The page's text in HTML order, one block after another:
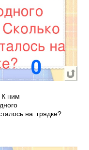
К ним
на грядке?